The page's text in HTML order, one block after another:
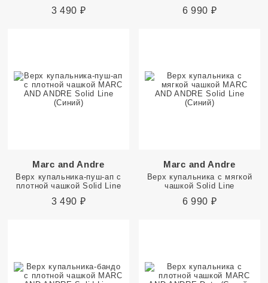
3 490 ₽ 6 990 ₽
Marc and Andre
Верх купальника-пуш-ап с
плотной чашкой Solid Line
3 490 ₽
Marc and Andre
Верх купальника с мягкой
чашкой Solid Line
6 990 ₽